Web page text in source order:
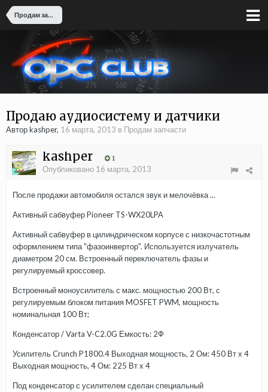
Продам запчасти
Продаю аудиосистему и датчики
Автор kashper, 16 марта, 2013 в Продам запчасти
kashper 1
Опубликовано 16 марта, 2013
После продажи автомобиля остался звук и мелочёвка ...
Активный сабвуфер Pioneer TS-WX20LPA
Активный сабвуфер в цилиндрическом корпусе с низкочастотным
оформлением типа "фазоинвертор". Используется излучатель
диаметром 20 см. Встроенный переключатель фазы и
регулируемый кроссовер.
Встроенный моноусилитель с макс. мощностью 200 Вт, с
регулируемым блоком питания MOSFET PWM, мощность
номинальная 100 Вт;
Конденсатор / Varta V-C2.0G Емкость: 2Ф
Усилитель Crunch P1800.4 Выходная мощность, 2 Ом: 450 Вт х 4
Выходная мощность, 4 Ом: 225 Вт х 4
Под конденсатор с усилителем сделан специальный